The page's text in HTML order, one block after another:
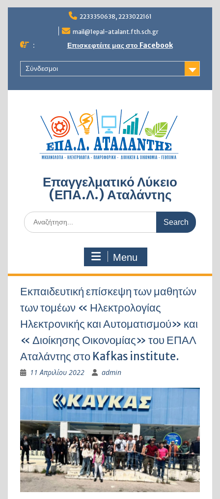
2233350638, 2233022161
mail@1epal-atalant.fth.sch.gr
: Επισκεφτέιτε μας στο Facebook
Σύνδεσμοι
Επαγγελματικό Λύκειο
(ΕΠΑ.Λ.) Αταλάντης
Search
for:
Menu
Εκπαιδευτική επίσκεψη των μαθητών
των τομέων « Ηλεκτρολογίας
Ηλεκτρονικής και Αυτοματισμού» και
« Διοίκησης Οικονομίας» του ΕΠΑΛ
Αταλάντης στο Kafkas institute.
11 Απριλίου 2022 admin